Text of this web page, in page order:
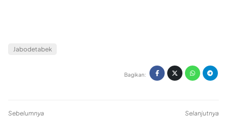
Jabodetabek
Bagikan:
Sebelumnya
Selanjutnya